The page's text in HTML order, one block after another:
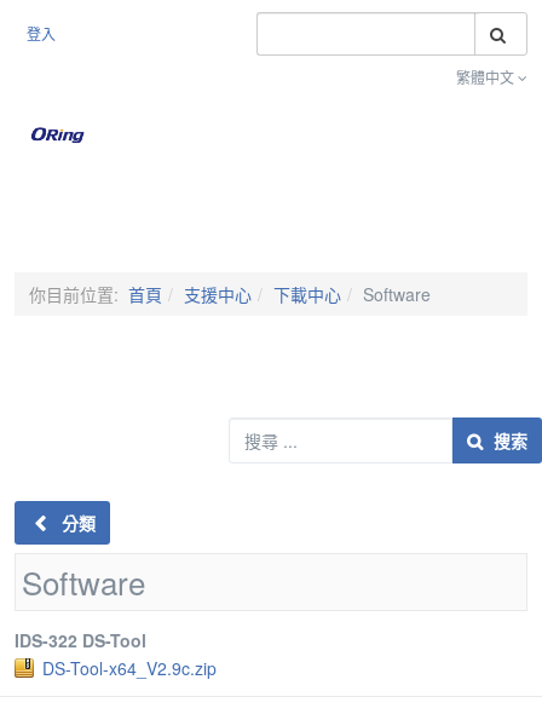
登入
繁體中文
你目前位置: 首頁 支援中心 下載中心 Software
搜索 搜索
分類
Software
IDS-322 DS-Tool
DS-Tool-x64_V2.9c.zip